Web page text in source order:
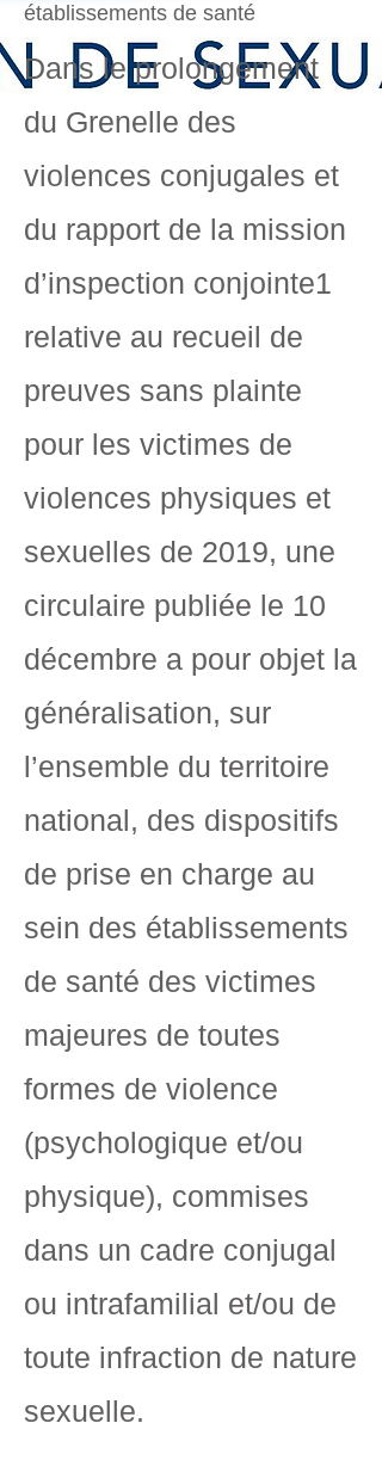
établissements de santé
Dans le prolongement
du Grenelle des
violences conjugales et
du rapport de la mission
d’inspection conjointe1
relative au recueil de
preuves sans plainte
pour les victimes de
violences physiques et
sexuelles de 2019, une
circulaire publiée le 10
décembre a pour objet la
généralisation, sur
l’ensemble du territoire
national, des dispositifs
de prise en charge au
sein des établissements
de santé des victimes
majeures de toutes
formes de violence
(psychologique et/ou
physique), commises
dans un cadre conjugal
ou intrafamilial et/ou de
toute infraction de nature
sexuelle.